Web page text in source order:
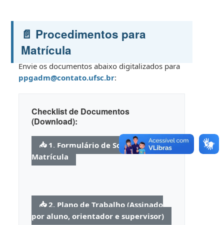
📄 Procedimentos para
Matrícula
Envie os documentos abaixo digitalizados para
ppgadm@contato.ufsc.br:
Checklist de Documentos
(Download):
📥 1. Formulário de Solicitação de
Matrícula
📥 2. Plano de Trabalho (Assinado
por aluno, orientador e supervisor)